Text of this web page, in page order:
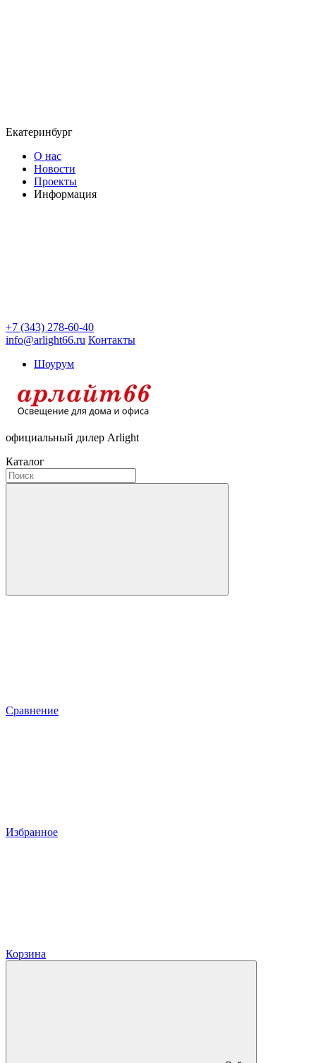
Екатеринбург
О нас
Новости
Проекты
Информация
+7 (343) 278-60-40
info@arlight66.ru Контакты
Шоурум
официальный дилер Arlight
Каталог
Сравнение
Избранное
Корзина